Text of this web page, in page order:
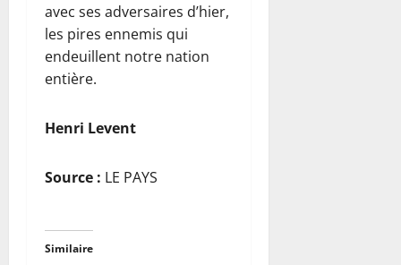
avec ses adversaires d’hier,
les pires ennemis qui
endeuillent notre nation
entière.
Henri Levent
Source : LE PAYS
Similaire